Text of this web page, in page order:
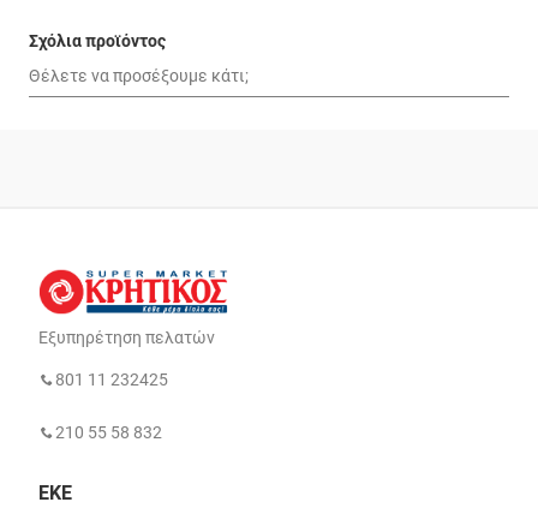
Σχόλια προϊόντος
Εξυπηρέτηση πελατών
801 11 232425
210 55 58 832
ΕΚΕ